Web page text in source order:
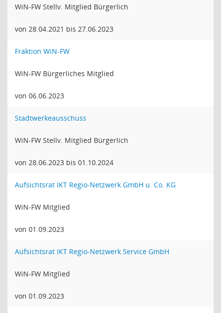
WiN-FW Stellv. Mitglied Bürgerlich
von 28.04.2021 bis 27.06.2023
Fraktion WiN-FW
WiN-FW Bürgerliches Mitglied
von 06.06.2023
Stadtwerkeausschuss
WiN-FW Stellv. Mitglied Bürgerlich
von 28.06.2023 bis 01.10.2024
Aufsichtsrat IKT Regio-Netzwerk GmbH u. Co. KG
WiN-FW Mitglied
von 01.09.2023
Aufsichtsrat IKT Regio-Netzwerk Service GmbH
WiN-FW Mitglied
von 01.09.2023